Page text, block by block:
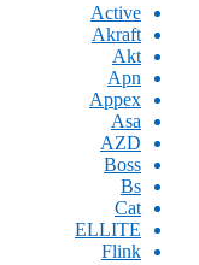
Active
Akraft
Akt
Apn
Appex
Asa
AZD
Boss
Bs
Cat
ELLITE
Flink